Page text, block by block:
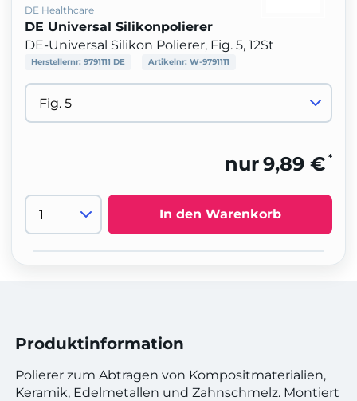
DE Healthcare
DE Universal Silikonpolierer
DE-Universal Silikon Polierer, Fig. 5, 12St
Herstellernr: 9791111 DE Artikelnr: W-9791111
nur9,89 € *
In den Warenkorb
Produktinformation
Polierer zum Abtragen von Kompositmaterialien,
Keramik, Edelmetallen und Zahnschmelz. Montiert